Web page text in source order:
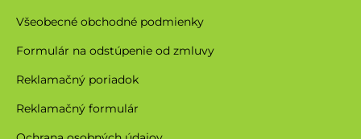
Všeobecné obchodné podmienky
Formulár na odstúpenie od zmluvy
Reklamačný poriadok
Reklamačný formulár